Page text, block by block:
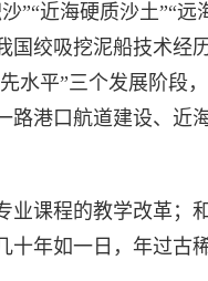
”“近海硬质沙土”“远
国绞吸挖泥船技术经
水平”三个发展阶段
路港口航道建设、近
业课程的教学改革；
年如一日，年过古